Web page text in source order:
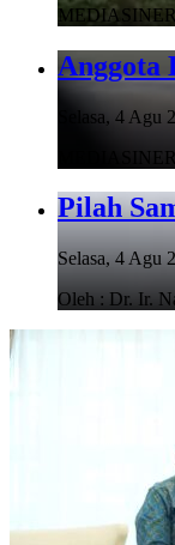
Anggota
Selasa, 4
Pilah
Selasa, 4 Agu
Oleh : Dr. Ir.